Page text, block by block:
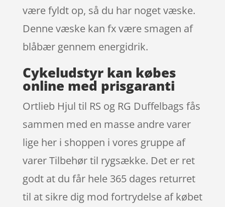
være fyldt op, så du har noget væske.
Denne væske kan fx være smagen af
blåbær gennem energidrik.
Cykeludstyr kan købes
online med prisgaranti
Ortlieb Hjul til RS og RG Duffelbags fås
sammen med en masse andre varer
lige her i shoppen i vores gruppe af
varer Tilbehør til rygsække. Det er ret
godt at du får hele 365 dages returret
til at sikre dig mod fortrydelse af købet